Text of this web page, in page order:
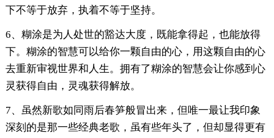
下不等于放弃，执着不等于坚持。
6、糊涂是为人处世的豁达大度，既能拿得起，也能放得
下。糊涂的智慧可以给你一颗自由的心，用这颗自由的心
去重新审视世界和人生。拥有了糊涂的智慧会让你感到心
灵获得自由，灵魂获得解放。
7、虽然新歌如同雨后春笋般冒出来，但唯一最让我印象
深刻的是那一些经典老歌，虽有些年头了，但却显得更有